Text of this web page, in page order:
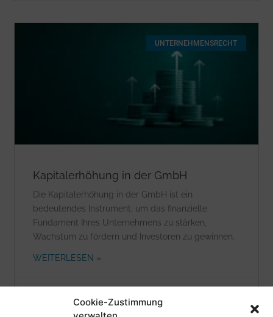
Cookie-Zustimmung
UNTERNEHMENSRECHT
Kapitalerhöhung in der GmbH
Die Kapitalerhöhung in der GmbH ist ein
bedeutendes Instrument, um das finanzielle
Fundament Ihres Unternehmens zu stärken,
Wachstum zu fördern und Investoren zu gewinnen.
WEITERLESEN »